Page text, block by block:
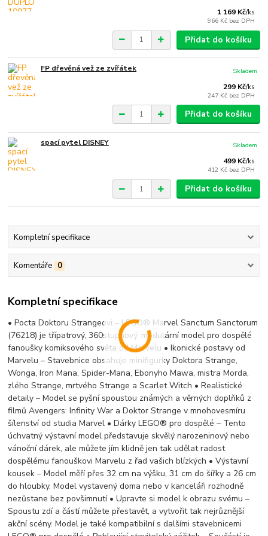
1 169 Kč/ks
966 Kč bez DPH
Přidat do košíku
FP dřevěná vež ze zvířátek
299 Kč/ks
247 Kč bez DPH
Skladem
Přidat do košíku
spací pytel DISNEY
499 Kč/ks
412 Kč bez DPH
Skladem
Přidat do košíku
Kompletní specifikace
Komentáře 0
Kompletní specifikace
• Pocta Doktoru Strangeovi – LEGO® Marvel Sanctum Sanctorum
(76218) je třípatrový, 360stupňový, modulární model pro dospělé
fanoušky komiksového světa od Marvelu • Ikonické postavy od
Marvelu – Stavebnice obsahuje minifigurky Doktora Strange,
Wonga, Iron Mana, Spider-Mana, Ebonyho Mawa, mistra Morda,
zlého Strange, mrtvého Strange a Scarlet Witch • Realistické
detaily – Model se pyšní spoustou známých a věrných doplňků z
filmů Avengers: Infinity War a Doktor Strange v mnohovesmíru
šílenství od studia Marvel • Dárky LEGO® pro dospělé – Tento
úchvatný výstavní model představuje skvělý narozeninový nebo
vánoční dárek, ale můžete jím klidně jen tak udělat radost
dospělému fanouškovi Marvelu z řad vašich blízkých • Výstavní
kousek – Model měří přes 32 cm na výšku, 31 cm do šířky a 26 cm
do hloubky. Model vystavený doma nebo v kanceláři rozhodně
nezůstane bez povšimnutí • Upravte si model k obrazu svému –
Spoustu zdí a částí můžete přestavět, a vytvořit tak nejrůznější
akční scény. Model je také kompatibilní s dalšími stavebnicemi